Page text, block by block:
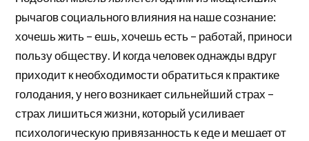
рычагов социального влияния на наше сознание:
хочешь жить – ешь, хочешь есть – работай, приноси
пользу обществу. И когда человек однажды вдруг
приходит к необходимости обратиться к практике
голодания, у него возникает сильнейший страх –
страх лишиться жизни, который усиливает
психологическую привязанность к еде и мешает от